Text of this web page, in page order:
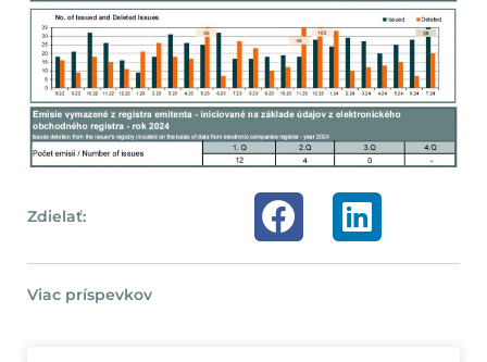
Zdielať:
Viac príspevkov